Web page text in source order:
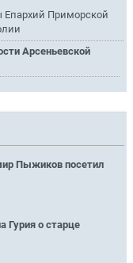
Епархий Приморской
Арсеньевской
Пыжиков посетил
Гурия о старце